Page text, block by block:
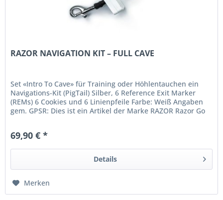
RAZOR NAVIGATION KIT – FULL CAVE
Set «Intro To Cave» für Training oder Höhlentauchen ein
Navigations-Kit (PigTail) Silber, 6 Reference Exit Marker
(REMs) 6 Cookies und 6 Linienpfeile Farbe: Weiß Angaben
gem. GPSR: Dies ist ein Artikel der Marke RAZOR Razor Go
69,90 € *
Details
Merken